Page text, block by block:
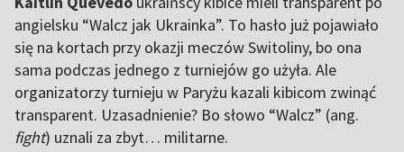
angielsku “Walcz jak Ukrainka”. To hasło już pojawiało
się na kortach przy okazji meczów Switoliny, bo ona
sama podczas jednego z turniejów go użyła. Ale
organizatorzy turnieju w Paryżu kazali kibicom zwinąć
transparent. Uzasadnienie? Bo słowo “Walcz” (ang.
fight) uznali za zbyt… militarne.